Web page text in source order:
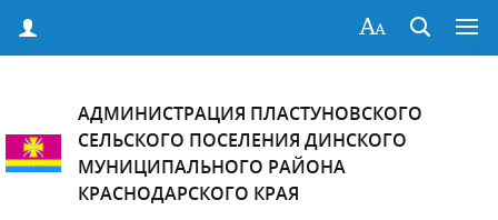
АДМИНИСТРАЦИЯ ПЛАСТУНОВСКОГО
СЕЛЬСКОГО ПОСЕЛЕНИЯ ДИНСКОГО
МУНИЦИПАЛЬНОГО РАЙОНА
КРАСНОДАРСКОГО КРАЯ